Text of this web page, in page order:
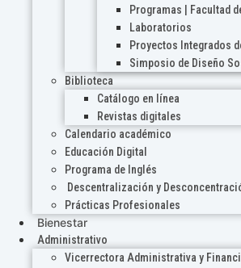
Programas | Facultad
Laboratorios
Proyectos Integrados
Simposio de Diseño
Biblioteca
Catálogo en línea
Revistas digitales
Calendario académico
Educación Digital
Programa de Inglés
Descentralización y
Prácticas Profesionales
Bienestar
Administrativo
Vicerrectora Administrativa y